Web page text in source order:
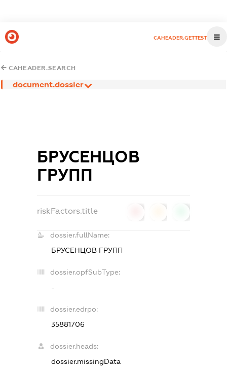
CAHEADER.GETTEST
CAHEADER.SEARCH
document.dossier
БРУСЕНЦОВ
ГРУПП
riskFactors.title
dossier.fullName:
БРУСЕНЦОВ ГРУПП
dossier.opfSubType:
-
dossier.edrpo:
35881706
dossier.heads:
dossier.missingData